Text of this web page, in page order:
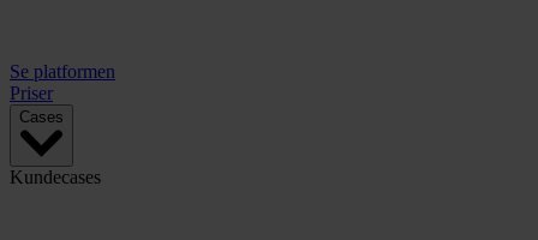
Se platformen
Priser
Cases
Kundecases